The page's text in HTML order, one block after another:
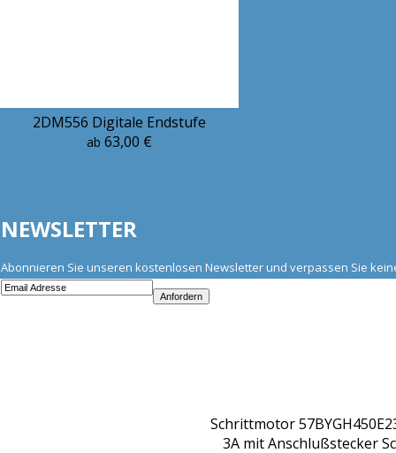
2DM556 Digitale Endstufe
ab 63,00 €
NEWSLETTER
Abonnieren Sie unseren kostenlosen Newsletter und verpassen Sie
Schrittmotor
3A mit Anschlußstecker